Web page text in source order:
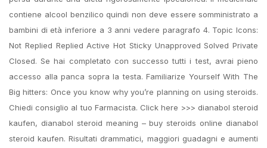
contiene alcool benzilico quindi non deve essere somministrato a
bambini di età inferiore a 3 anni vedere paragrafo 4. Topic Icons:
Not Replied Replied Active Hot Sticky Unapproved Solved Private
Closed. Se hai completato con successo tutti i test, avrai pieno
accesso alla panca sopra la testa. Familiarize Yourself With The
Big hitters: Once you know why you’re planning on using steroids.
Chiedi consiglio al tuo Farmacista. Click here >>> dianabol steroid
kaufen, dianabol steroid meaning – buy steroids online dianabol
steroid kaufen. Risultati drammatici, maggiori guadagni e aumenti